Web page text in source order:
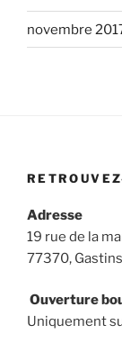
novembre
Adresse
19 rue de la
77370, Gastins
Ouverture
Uniquement